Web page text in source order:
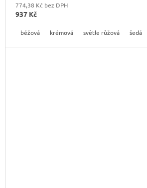
774,38 Kč bez DPH
937 Kč
béžová krémová světle růžová šedá